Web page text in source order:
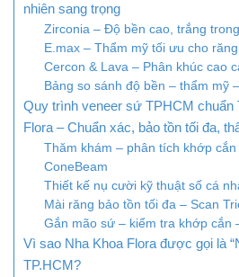
nhiên sang trọng
Zirconia – Độ bền cao, trắng
E.max – Thẩm mỹ tối ưu cho
Cercon & Lava – Phân khúc cao
Bảng so sánh độ bền – thẩm mỹ
Quy trình veneer sứ TPHCM chuẩn
Flora – Chuẩn xác, bảo tồn tối đa,
Thăm khám – phân tích khớp
ConeBeam
Thiết kế nụ cười kỹ thuật số cá
Mài răng bảo tồn tối đa – Scan
Gắn mão sứ – kiểm tra khớp cắn
Vì sao Nha Khoa Flora được gọi là
TP.HCM?